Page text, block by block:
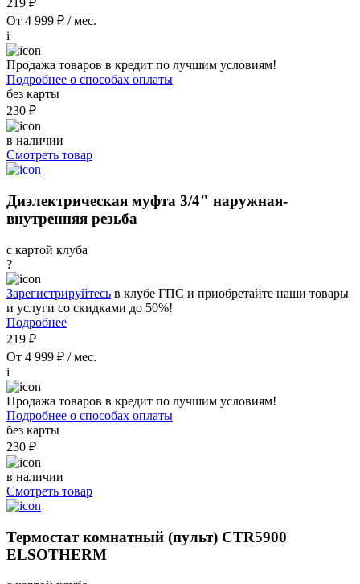
219 ₽
От 4 999 ₽ / мес.
i
Продажа товаров в кредит по лучшим условиям!
Подробнее о способах оплаты
без карты
230 ₽
в наличии
Смотреть товар
Диэлектрическая муфта 3/4" наружная-
внутренняя резьба
с картой клуба
?
Зарегистрируйтесь в клубе ГПС и приобретайте наши товары
и услуги со скидками до 50%!
Подробнее
219 ₽
От 4 999 ₽ / мес.
i
Продажа товаров в кредит по лучшим условиям!
Подробнее о способах оплаты
без карты
230 ₽
в наличии
Смотреть товар
Термостат комнатный (пульт) CTR5900
ELSOTHERM